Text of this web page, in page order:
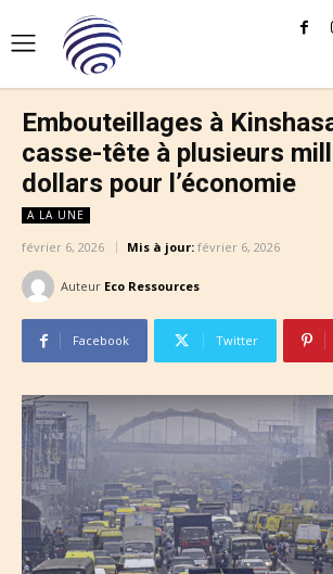
Embouteillages à
casse-tête à plusieurs
dollars pour l’économie
A LA UNE
février 6, 2026 Mis à jour: février 6, 2026
Auteur Eco Ressources
Facebook Twitter